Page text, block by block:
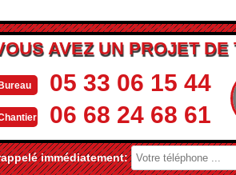
AVEZ UN PROJET DE
05 33 06 15 44
06 68 24 68 61
immédiatement: